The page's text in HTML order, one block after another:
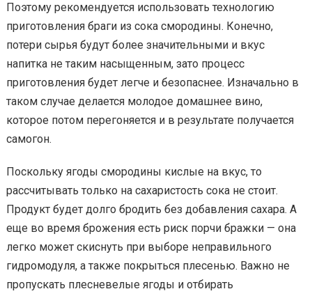
Поэтому рекомендуется использовать технологию
приготовления браги из сока смородины. Конечно,
потери сырья будут более значительными и вкус
напитка не таким насыщенным, зато процесс
приготовления будет легче и безопаснее. Изначально в
таком случае делается молодое домашнее вино,
которое потом перегоняется и в результате получается
самогон.
Поскольку ягоды смородины кислые на вкус, то
рассчитывать только на сахаристость сока не стоит.
Продукт будет долго бродить без добавления сахара. А
еще во время брожения есть риск порчи бражки — она
легко может скиснуть при выборе неправильного
гидромодуля, а также покрыться плесенью. Важно не
пропускать плесневелые ягоды и отбирать